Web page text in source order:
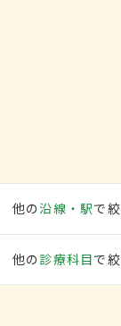
他の沿線・駅で
他の 診療科目で